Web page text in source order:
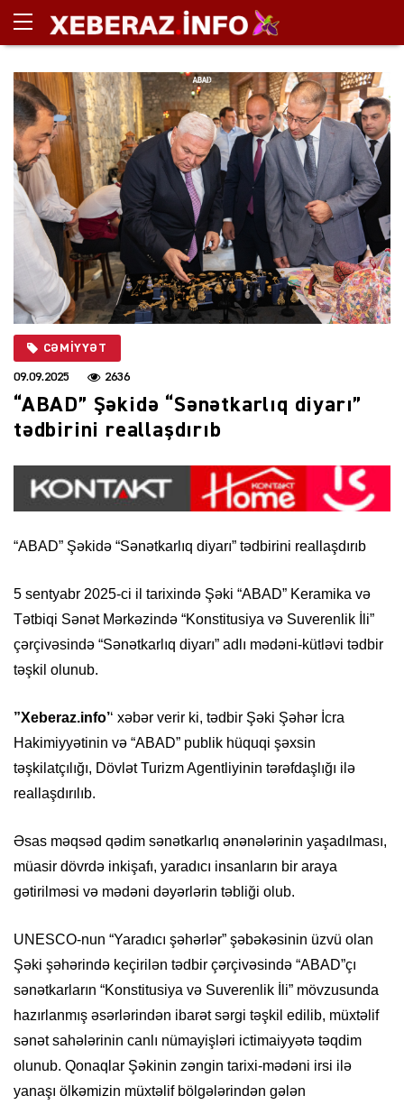
CƏMIYYƏT
09.09.2025 2636
“ABAD” Şəkidə “Sənətkarlıq diyarı”
tədbirini reallaşdırıb
“ABAD” Şəkidə “Sənətkarlıq diyarı” tədbirini reallaşdırıb
5 sentyabr 2025-ci il tarixində Şəki “ABAD” Keramika və
Tətbiqi Sənət Mərkəzində “Konstitusiya və Suverenlik İli”
çərçivəsində “Sənətkarlıq diyarı” adlı mədəni-kütləvi tədbir
təşkil olunub.
”Xeberaz.info’‘ xəbər verir ki, tədbir Şəki Şəhər İcra
Hakimiyyətinin və “ABAD” publik hüquqi şəxsin
təşkilatçılığı, Dövlət Turizm Agentliyinin tərəfdaşlığı ilə
reallaşdırılıb.
Əsas məqsəd qədim sənətkarlıq ənənələrinin yaşadılması,
müasir dövrdə inkişafı, yaradıcı insanların bir araya
gətirilməsi və mədəni dəyərlərin təbliği olub.
UNESCO-nun “Yaradıcı şəhərlər” şəbəkəsinin üzvü olan
Şəki şəhərində keçirilən tədbir çərçivəsində “ABAD”çı
sənətkarların “Konstitusiya və Suverenlik İli” mövzusunda
hazırlanmış əsərlərindən ibarət sərgi təşkil edilib, müxtəlif
sənət sahələrinin canlı nümayişləri ictimaiyyətə təqdim
olunub. Qonaqlar Şəkinin zəngin tarixi-mədəni irsi ilə
yanaşı ölkəmizin müxtəlif bölgələrindən gələn